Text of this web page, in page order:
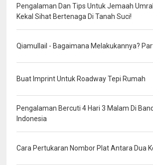
Pengalaman Dan Tips Untuk Jemaah
Kekal Sihat Bertenaga Di Tanah Suci!
Qiamullail - Bagaimana Melakukannya?
Buat Imprint Untuk Roadway Tepi Rumah
Pengalaman Bercuti 4 Hari 3 Malam Di
Indonesia
Cara Pertukaran Nombor Plat Antara Dua